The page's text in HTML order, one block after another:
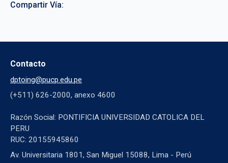
Compartir Vía:
Contacto
dptoing@pucp.edu.pe
(+511) 626-2000, anexo 4600
Razón Social: PONTIFICIA UNIVERSIDAD CATOLICA DEL
PERU
RUC: 20155945860
Av. Universitaria 1801, San Miguel 15088, Lima - Perú